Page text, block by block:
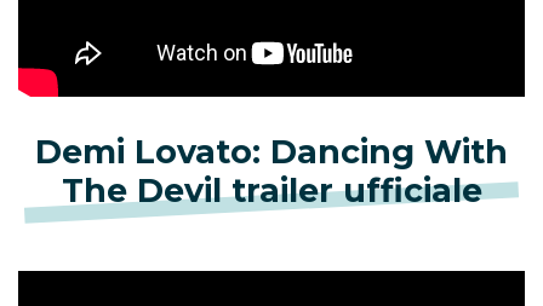
Demi Lovato: Dancing With
The Devil trailer ufficiale